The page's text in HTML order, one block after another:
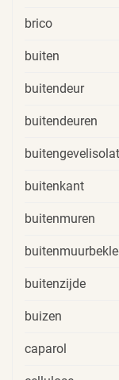
brico
buiten
buitendeur
buitendeuren
buitenkant
buitenmuren
buitenzijde
buizen
caparol